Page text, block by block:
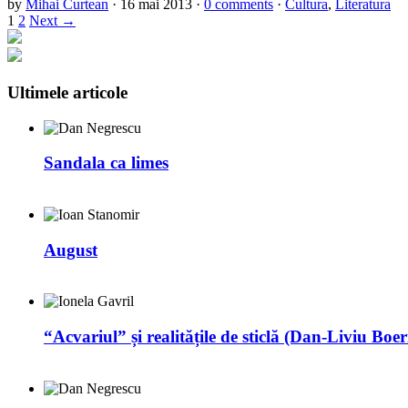
by Mihai Curtean · 16 mai 2013 · 0 comments · Cultura,
Literatura
1 2 Next →
Ultimele articole
Sandala ca limes
August
“Acvariul” și realitățile de sticlă (Dan-Liviu